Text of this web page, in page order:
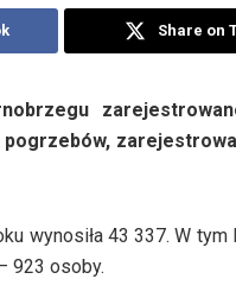
Share on
wynosiła 43 337. W
923 osoby.